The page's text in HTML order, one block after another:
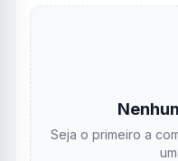
Seja o primeiro a